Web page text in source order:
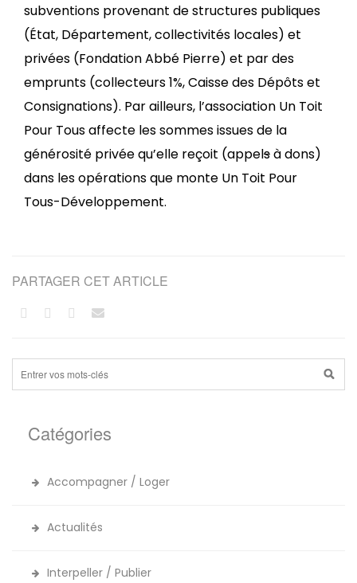
subventions provenant de structures publiques
(État, Département, collectivités locales) et
privées (Fondation Abbé Pierre) et par des
emprunts (collecteurs 1%, Caisse des Dépôts et
Consignations). Par ailleurs, l’association Un Toit
Pour Tous affecte les sommes issues de la
générosité privée qu’elle reçoit (appelsà dons)
dans les opérations que monte Un Toit Pour
Tous-Développement.
PARTAGER CET ARTICLE
Catégories
Accompagner / Loger
Actualités
Interpeller / Publier